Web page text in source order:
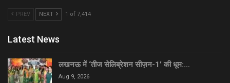
PREV NEXT 1 of 7,414
Latest News
लखनऊ में ‘तीज सेलिब्रेशन सीज़न-1’ की धूम:…
Aug 9, 2026